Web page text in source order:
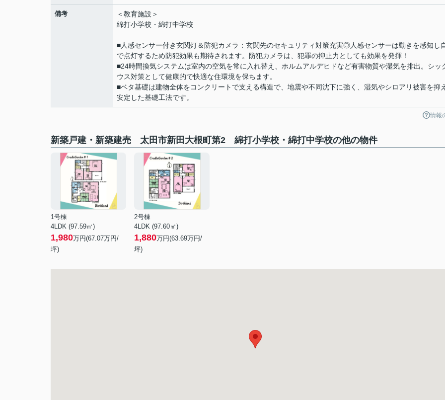
備考
＜教育施設＞
綿打小学校・綿打中学校
■人感センサー付き玄関灯＆防犯カメラ：玄関先のセキュリティ対策充実◎人感センサーは動きを感知し
で点灯するため防犯効果も期待されます。防犯カメラは、犯罪の抑止力としても効果を発揮！
■24時間換気システムは室内の空気を常に入れ替え、ホルムアルデヒドなど有害物質や湿気を排出。シッ
ウス対策として健康的で快適な住環境を保ちます。
■ベタ基礎は建物全体をコンクリートで支える構造で、地震や不同沈下に強く、湿気やシロアリ被害を抑
安定した基礎工法です。
情報
新築戸建・新築建売 太田市新田大根町第2 綿打小学校・綿打中学校の他の物件
1号棟
4LDK (97.59㎡)
1,980万円(67.07万円/
坪)
2号棟
4LDK (97.60㎡)
1,880万円(63.69万円/
坪)